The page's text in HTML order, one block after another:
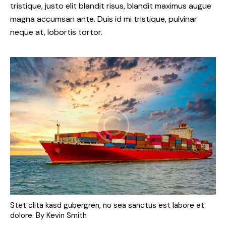
tristique, justo elit blandit risus, blandit maximus augue
magna accumsan ante. Duis id mi tristique, pulvinar
neque at, lobortis tortor.
Stet clita kasd gubergren, no sea sanctus est labore et
dolore. By Kevin Smith